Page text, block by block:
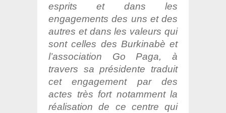
esprits et dans les
engagements des uns et des
autres et dans les valeurs qui
sont celles des Burkinabè et
l’association Go Paga, à
travers sa présidente traduit
cet engagement par des
actes très fort notamment la
réalisation de ce centre qui